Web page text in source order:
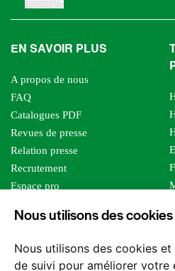
Nous utilisons des cookies
Nous utilisons des cookies
de suivi pour améliorer votre
EN SAVOIR PLUS
A propos de nous
FAQ
Catalogues PDF
Revues de presse
Relation presse
Recrutement
Espace pro
Foreign rights